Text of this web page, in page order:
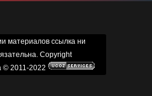
материалов ссылка ни
Copyright
© 2011-2022